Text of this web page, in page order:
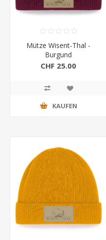
Mütze Wisent-Thal -
Burgund
CHF 25.00
KAUFEN